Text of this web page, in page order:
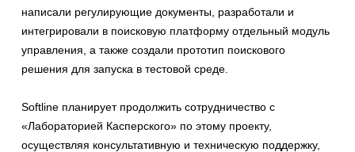
написали регулирующие документы, разработали и
интегрировали в поисковую платформу отдельный модуль
управления, а также создали прототип поискового
решения для запуска в тестовой среде.
Softline планирует продолжить сотрудничество с
«Лабораторией Касперского» по этому проекту,
осуществляя консультативную и техническую поддержку,